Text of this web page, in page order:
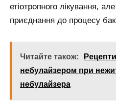
етіотропного лікування,
приєднання до процесу
Читайте також:
небулайзером при
небулайзера